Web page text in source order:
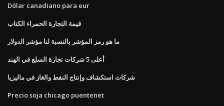
Dólar canadiano para eur
قيمة التجارة الحمراء الكتاب
ما هو رمز المؤشر بالنسبة لنا مؤشر الدولار
أعلى 5 شركات تجارة السلع في الهند
شركات استكشاف وإنتاج النفط والغاز في ماليزيا
Precio soja chicago puentenet